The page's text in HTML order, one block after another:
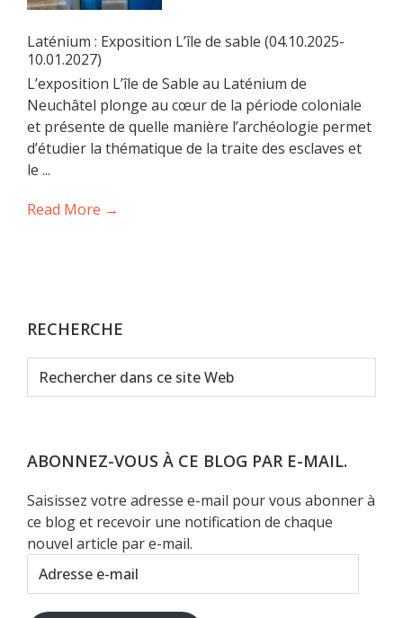
Laténium : Exposition L’île de sable (04.10.2025-
10.01.2027)
L’exposition L’île de Sable au Laténium de
Neuchâtel plonge au cœur de la période coloniale
et présente de quelle manière l’archéologie permet
d’étudier la thématique de la traite des esclaves et
le ...
Read More →
RECHERCHE
Rechercher
dans
Web
ABONNEZ-VOUS À CE BLOG PAR E-MAIL.
Saisissez votre adresse e-mail pour vous abonner à
ce blog et recevoir une notification de chaque
nouvel article par e-mail.
Adresse
e-
mail